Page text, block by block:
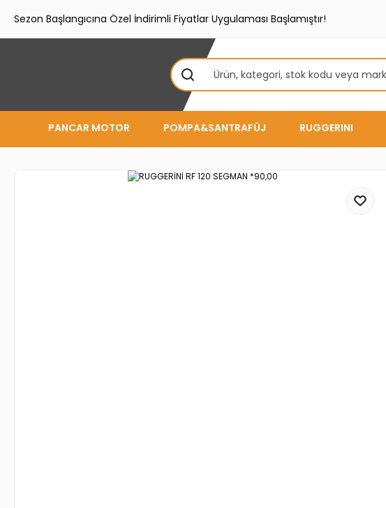
Sezon Başlangıcına Özel İndirimli Fiyatlar Uygulaması Başlamıştır!
PANCAR MOTOR POMPA&SANTRAFÜJ RUGGERINI